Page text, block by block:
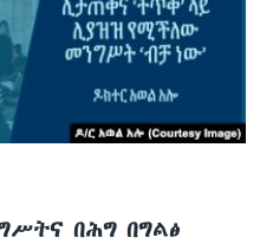
በሕግ በግልፅ